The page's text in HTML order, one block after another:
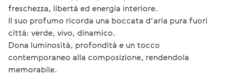
freschezza, libertà ed energia interiore.
Il suo profumo ricorda una boccata d’aria pura fuori
città: verde, vivo, dinamico.
Dona luminosità, profondità e un tocco
contemporaneo alla composizione, rendendola
memorabile.